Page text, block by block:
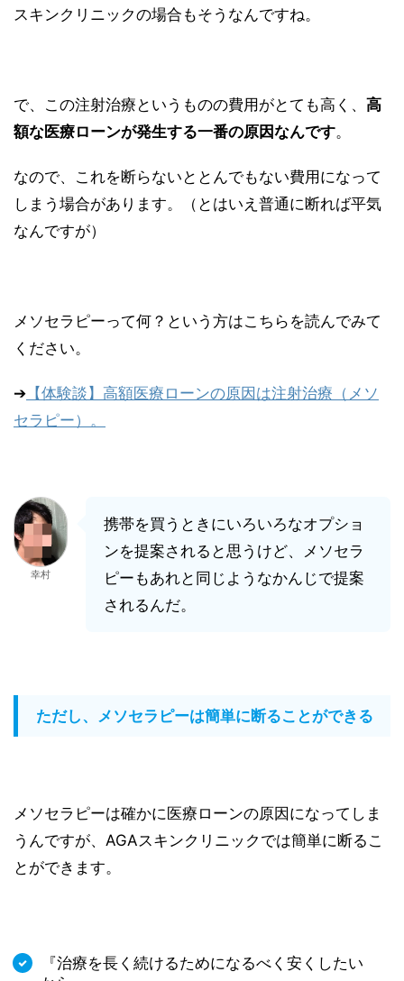
スキンクリニックの場合もそうなんですね。
で、この注射治療というものの費用がとても高く、 高
額な医療ローンが発生する一番の原因なんです。
なので、これを断らないととんでもない費用になって
しまう場合があります。（とはいえ普通に断れば平気
なんですが）
メソセラピーって何？という方はこちらを読んでみて
ください。
➔ 【体験談】高額医療ローンの原因は注射治療（メソ
セラピー）。
幸村
携帯を買うときにいろいろなオプショ
ンを提案されると思うけど、メソセラ
ピーもあれと同じようなかんじで提案
されるんだ。
ただし、メソセラピーは簡単に断ることができる
メソセラピーは確かに医療ローンの原因になってしま
うんですが、AGAスキンクリニックでは簡単に断るこ
とができます。
『治療を長く続けるためになるべく安くしたい